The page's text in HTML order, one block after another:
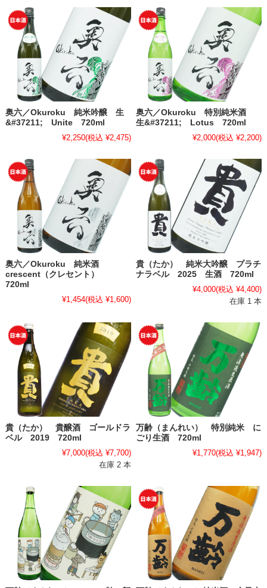
奥六／Okuroku 純米吟醸 生
&#37211; Unite 720ml
¥2,250(税込 ¥2,475)
奥六／Okuroku 特別純米酒
生&#37211; Lotus 720ml
¥2,000(税込 ¥2,200)
奥六／Okuroku 純米酒
crescent（クレセント）
720ml
¥1,454(税込 ¥1,600)
貴（たか） 純米大吟醸 プラチ
ナラベル 2025 生酒 720ml
¥4,000(税込 ¥4,400)
在庫 1 本
貴（たか） 貴醸酒 ゴールドラ
ベル 2019 720ml
¥7,000(税込 ¥7,700)
在庫 2 本
万齢（まんれい） 特別純米 に
ごり生酒 720ml
¥1,770(税込 ¥1,947)